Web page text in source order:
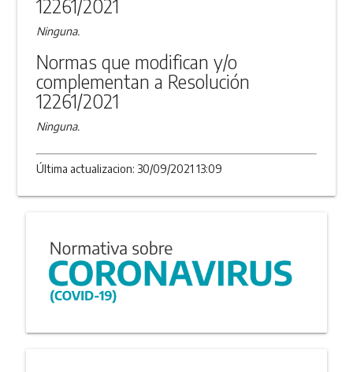
12261/2021
Ninguna.
Normas que modifican y/o
complementan a Resolución
12261/2021
Ninguna.
Última actualizacion: 30/09/2021 13:09